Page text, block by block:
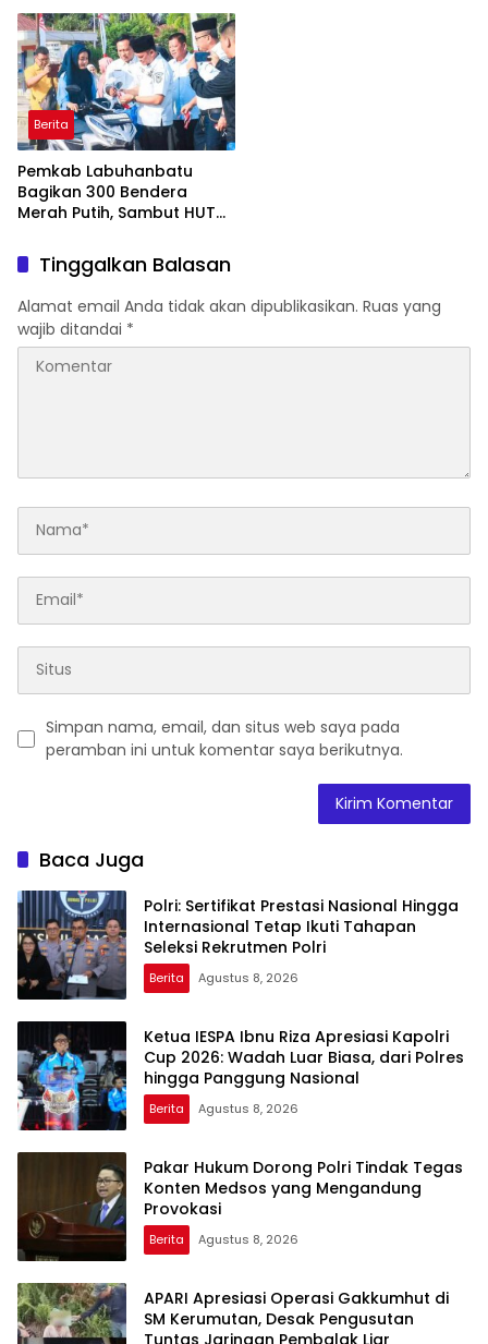
ke Pulau Rupat
Berita
Pemkab Labuhanbatu
Bagikan 300 Bendera
Merah Putih, Sambut HUT
Tinggalkan Balasan
Alamat email Anda tidak akan dipublikasikan. Ruas yang
wajib ditandai *
Simpan nama, email, dan situs web saya pada
peramban ini untuk komentar saya berikutnya.
Baca Juga
Polri: Sertifikat Prestasi Nasional Hingga
Internasional Tetap Ikuti Tahapan
Seleksi Rekrutmen Polri
Berita Agustus 8, 2026
Ketua IESPA Ibnu Riza Apresiasi Kapolri
Cup 2026: Wadah Luar Biasa, dari Polres
hingga Panggung Nasional
Berita Agustus 8, 2026
Pakar Hukum Dorong Polri Tindak Tegas
Konten Medsos yang Mengandung
Provokasi
Berita Agustus 8, 2026
APARI Apresiasi Operasi Gakkumhut di
SM Kerumutan, Desak Pengusutan